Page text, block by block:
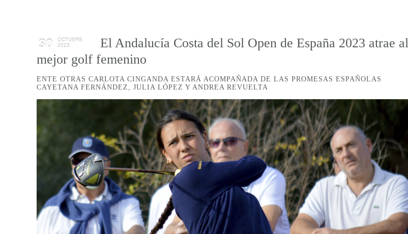
30
OCTUBRE
2023
El Andalucía Costa del Sol Open de España 2023 atrae al
mejor golf femenino
ENTE OTRAS CARLOTA CINGANDA ESTARÁ ACOMPAÑADA DE LAS PROMESAS ESPAÑOLAS
CAYETANA FERNÁNDEZ, JULIA LÓPEZ Y ANDREA REVUELTA